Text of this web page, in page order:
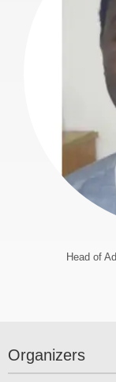
Head of
Organizers